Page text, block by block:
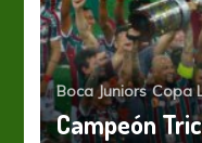
Boca Juniors Copa
Campeón